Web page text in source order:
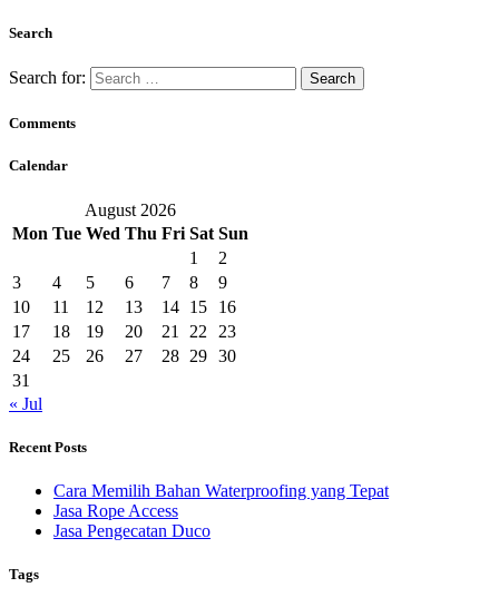
Search
Search for:
Comments
Calendar
August 2026
Mon Tue Wed Thu Fri Sat Sun
1
2
3
4 5 6 7 8
9
10
11 12 13 14 15
16
17
18 19 20 21 22
23
24
25 26 27 28 29 30
31
« Jul
Recent Posts
Cara Memilih Bahan Waterproofing yang Tepat
Jasa Rope Access
Jasa Pengecatan Duco
Tags